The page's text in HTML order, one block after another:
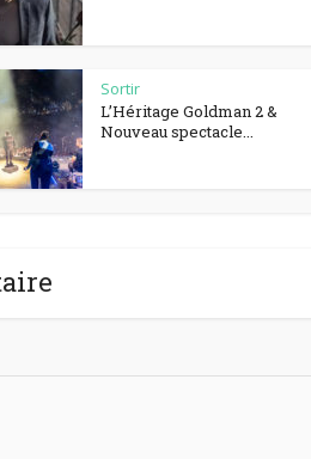
Sortir
L’Héritage Goldman 2 &
Nouveau spectacle...